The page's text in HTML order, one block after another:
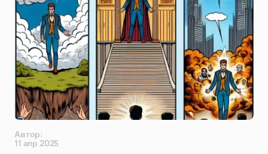
Автор:
11 апр 2025